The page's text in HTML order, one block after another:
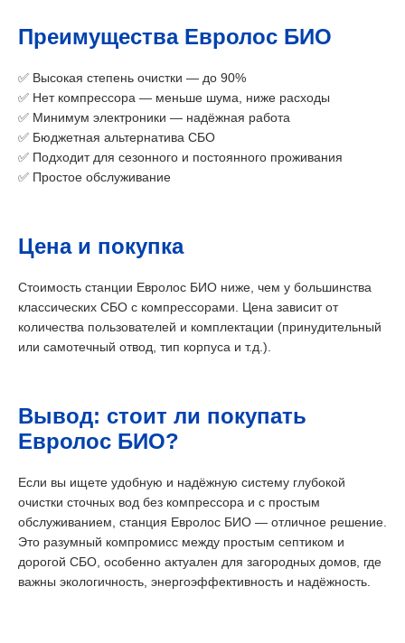
Преимущества Евролос БИО
✅ Высокая степень очистки — до 90%
✅ Нет компрессора — меньше шума, ниже расходы
✅ Минимум электроники — надёжная работа
✅ Бюджетная альтернатива СБО
✅ Подходит для сезонного и постоянного проживания
✅ Простое обслуживание
Цена и покупка
Стоимость станции Евролос БИО ниже, чем у большинства
классических СБО с компрессорами. Цена зависит от
количества пользователей и комплектации (принудительный
или самотечный отвод, тип корпуса и т.д.).
Вывод: стоит ли покупать
Евролос БИО?
Если вы ищете удобную и надёжную систему глубокой
очистки сточных вод без компрессора и с простым
обслуживанием, станция Евролос БИО — отличное решение.
Это разумный компромисс между простым септиком и
дорогой СБО, особенно актуален для загородных домов, где
важны экологичность, энергоэффективность и надёжность.